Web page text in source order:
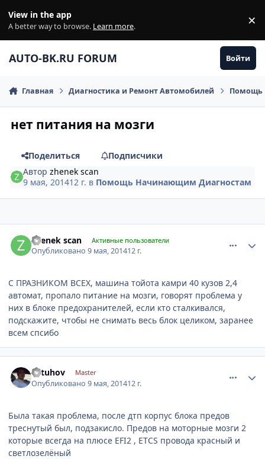
View in the app
A better way to browse. Learn more. ×
AUTO-BK.RU FORUM Войти
Главная Диагностика и Ремонт Автомобилей Помощь
нет питания на мозги
Поделиться
Подписчики
Авторzhenek scan
9 мая, 201412 г. в Помощь Начинающим Диагностам
zhenek scan Активные пользователи
Опубликовано9 мая, 201412 г.
С ПРАЗНИКОМ ВСЕХ, машина тойота камри 40 кузов 2,4
автомат, пропало питание на мозги, говорят проблема у
них в блоке предохранителей, если кто сталкивался,
подскажите, чтобы не снимать весь блок целиком, заранее
всем спсибо
avtuhov Master
Опубликовано9 мая, 201412 г.
Была такая проблема, после дтп корпус блока предов
треснутый был, подзакисло. Предов на моторные мозги 2
которые всегда на плюсе EFI2 , ETCS провода красный и
светлозелёный